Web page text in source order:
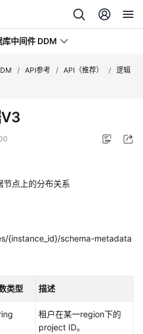
中间件 DDM
/ API参考 / API（推荐） / 逻辑
节点上的分布关系
{instance_id}/schema-metadata
类型 描述
租户在某一region下的
project ID。